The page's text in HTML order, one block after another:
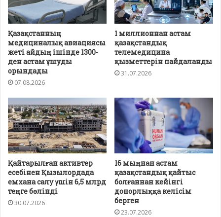
Қазақстанның
медициналық авиациясы
жеті айдың ішінде 1300-
ден астам ұшуды
орындады
07.08.2026
1 миллионнан астам
қазақстандық
телемедицина
қызметтерін пайдаланды
31.07.2026
Қайтарылған активтер
есебінен Қызылордада
емхана салу үшін 6,5 млрд
теңге бөлінді
30.07.2026
16 мыңнан астам
қазақстандық қайтыс
болғаннан кейінгі
донорлыққа келісім
берген
23.07.2026